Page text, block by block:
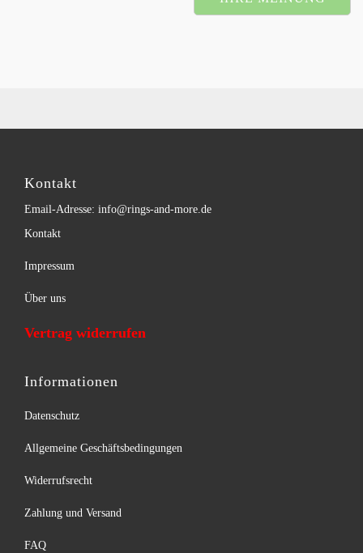
Kontakt
Email-Adresse: info@rings-and-more.de
Kontakt
Impressum
Über uns
Vertrag widerrufen
Informationen
Datenschutz
Allgemeine Geschäftsbedingungen
Widerrufsrecht
Zahlung und Versand
FAQ